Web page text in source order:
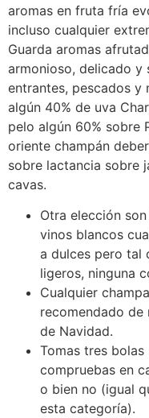
aromas en fruta fría
incluso cualquier
Guarda aromas
armonioso, delicado y
entrantes, pescados y
algún 40% de uva
pelo algún 60% sobre
oriente champán
sobre lactancia sobre
cavas.
Otra elección
vinos blancos
a dulces pero tal
ligeros, ninguna
Cualquier
recomendado
de Navidad.
Tomas tres
compruebas en
o bien no (igual
esta categoría).